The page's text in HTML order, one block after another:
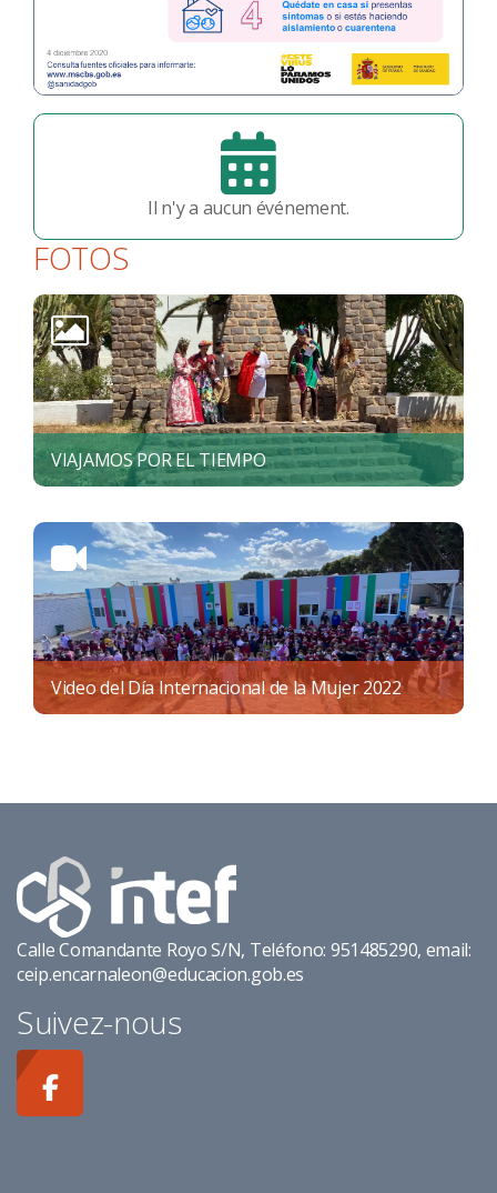
Il n'y a aucun événement.
FOTOS
VIAJAMOS POR EL TIEMPO
Video del Día Internacional de la Mujer 2022
Calle Comandante Royo S/N, Teléfono: 951485290, email:
ceip.encarnaleon@educacion.gob.es
Suivez-nous